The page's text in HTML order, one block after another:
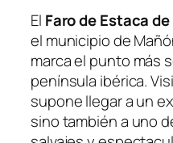
El Faro de Estaca
el municipio de
marca el punto más
península ibérica.
supone llegar a un
sino también a uno